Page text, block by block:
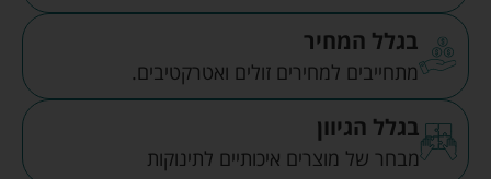
בגלל המחיר
מתחייבים למחירים זולים ואטרקטיבים.
בגלל הגיוון
מבחר של מוצרים איכותיים לתינוקות